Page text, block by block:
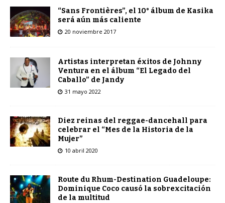
“Sans Frontières”, el 10° álbum de Kasika
será aún más caliente
20 noviembre 2017
Artistas interpretan éxitos de Johnny
Ventura en el álbum “El Legado del
Caballo” de Jandy
31 mayo 2022
Diez reinas del reggae-dancehall para
celebrar el “Mes de la Historia de la
Mujer”
10 abril 2020
Route du Rhum-Destination Guadeloupe:
Dominique Coco causó la sobrexcitación
de la multitud